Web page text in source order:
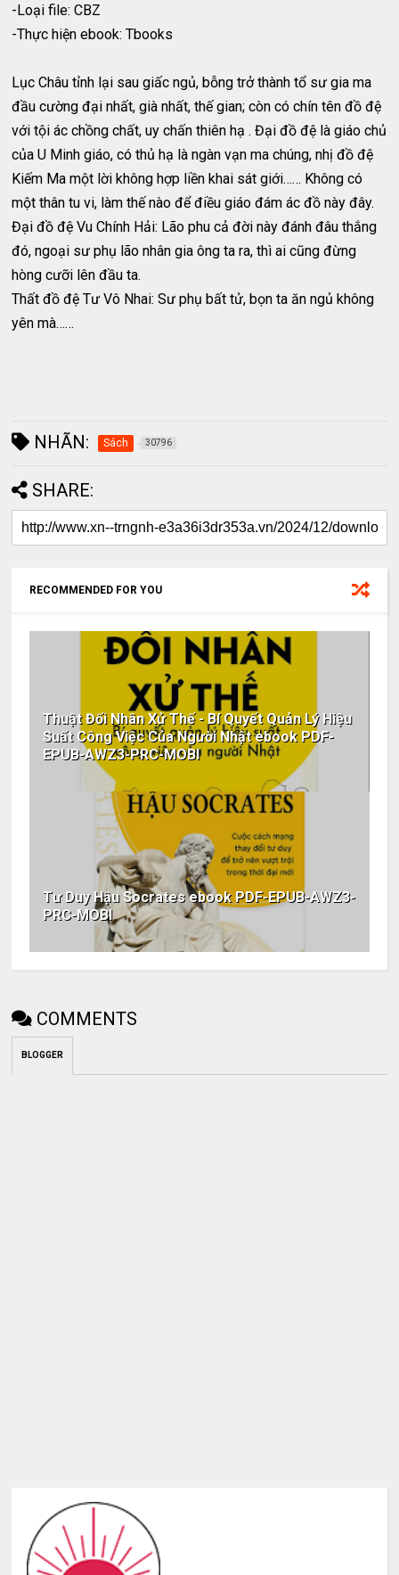
-Loại file: CBZ
-Thực hiện ebook: Tbooks
Lục Châu tỉnh lại sau giấc ngủ, bỗng trở thành tổ sư gia ma
đầu cường đại nhất, già nhất, thế gian; còn có chín tên đồ đệ
với tội ác chồng chất, uy chấn thiên hạ . Đại đồ đệ là giáo chủ
của U Minh giáo, có thủ hạ là ngàn vạn ma chúng, nhị đồ đệ
Kiếm Ma một lời không hợp liền khai sát giới…… Không có
một thân tu vi, làm thế nào để điều giáo đám ác đồ này đây.
Đại đồ đệ Vu Chính Hải: Lão phu cả đời này đánh đâu thắng
đó, ngoại sư phụ lão nhân gia ông ta ra, thì ai cũng đừng
hòng cưỡi lên đầu ta.
Thất đồ đệ Tư Vô Nhai: Sư phụ bất tử, bọn ta ăn ngủ không
yên mà……
NHÃN: Sách 30796
SHARE:
RECOMMENDED FOR YOU
Thuật Đối Nhân Xử Thế - Bí Quyết Quản Lý Hiệu
Suất Công Việc Của Người Nhật ebook PDF-
EPUB-AWZ3-PRC-MOBI
Tư Duy Hậu Socrates ebook PDF-EPUB-AWZ3-
PRC-MOBI
COMMENTS
BLOGGER